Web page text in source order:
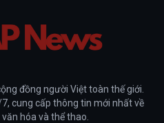
đồng người Việt toàn thế giới.
cung cấp thông tin mới nhất về
hóa và thể thao.